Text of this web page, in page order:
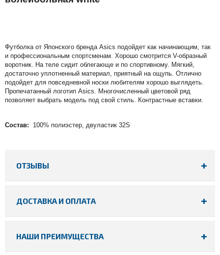
Футболка от Японского бренда Asics подойдет как начинающим, так
и профессиональным спортсменам. Хорошо смотрится V-образный
воротник. На теле сидит облегающе и по спортивному. Мягкий,
достаточно уплотненный материал, приятный на ощупь. Отлично
подойдет для повседневной носки любителям хорошо выглядеть.
Пропечатанный логотип Asics. Многочисленный цветовой ряд
позволяет выбрать модель под свой стиль. Контрастные вставки.
Состав: 100% полиэстер, двуластик 32S
ОТЗЫВЫ
ДОСТАВКА И ОПЛАТА
НАШИ ПРЕИМУЩЕСТВА